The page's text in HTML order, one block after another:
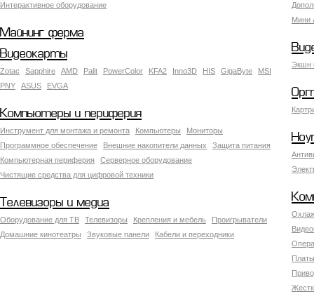
Мини
Интерактивное оборудование
Майнинг ферма
Экшн
Видеокарты
Zotac Sapphire AMD Palit PowerColor KFA2 Inno3D HIS GigaByte
MSI
PNY
ASUS EVGA
Компьютеры и периферия
Инструмент для монтажа и ремонта Компьютеры
Мониторы
Программное обеспечение
Внешние накопители данных
Защита питания
Компьютерная периферия
Серверное оборудование
Чистящие средства для цифровой техники
Телевизоры и медиа
Оборудование для ТВ Телевизоры Крепления и мебель
Проигрыватели
Домашние кинотеатры
Звуковые панели Кабели и переходники